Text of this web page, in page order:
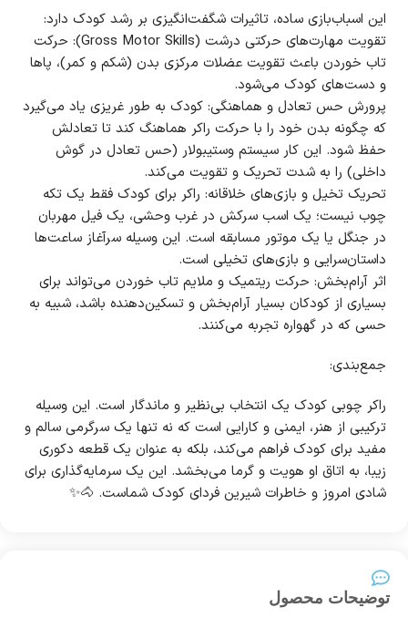
این اسباب‌بازی ساده، تاثیرات شگفت‌انگیزی بر رشد کودک دارد:
تقویت مهارت‌های حرکتی درشت (Gross Motor Skills): حرکت
تاب خوردن باعث تقویت عضلات مرکزی بدن (شکم و کمر)، پاها
و دست‌های کودک می‌شود.
پرورش حس تعادل و هماهنگی: کودک به طور غریزی یاد می‌گیرد
که چگونه بدن خود را با حرکت راکر هماهنگ کند تا تعادلش
حفظ شود. این کار سیستم وستیبولار (حس تعادل در گوش
داخلی) را به شدت تحریک و تقویت می‌کند.
تحریک تخیل و بازی‌های خلاقانه: راکر برای کودک فقط یک تکه
چوب نیست؛ یک اسب سرکش در غرب وحشی، یک فیل مهربان
در جنگل یا یک موتور مسابقه است. این وسیله سرآغاز ساعت‌ها
داستان‌سرایی و بازی‌های تخیلی است.
اثر آرام‌بخش: حرکت ریتمیک و ملایم تاب خوردن می‌تواند برای
بسیاری از کودکان بسیار آرام‌بخش و تسکین‌دهنده باشد، شبیه به
حسی که در گهواره تجربه می‌کنند.
جمع‌بندی:
راکر چوبی کودک یک انتخاب بی‌نظیر و ماندگار است. این وسیله
ترکیبی از هنر، ایمنی و کارایی است که نه تنها یک سرگرمی سالم و
مفید برای کودک فراهم می‌کند، بلکه به عنوان یک قطعه دکوری
زیبا، به اتاق او هویت و گرما می‌بخشد. این یک سرمایه‌گذاری برای
شادی امروز و خاطرات شیرین فردای کودک شماست. 🐴✨
توضیحات محصول